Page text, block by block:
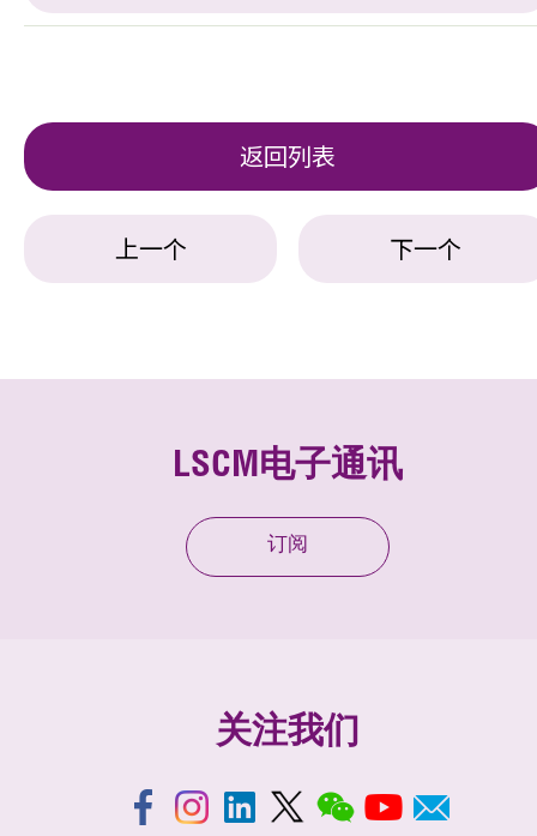
返回列表
上一个 下一个
LSCM电子通讯
订阅
关注我们